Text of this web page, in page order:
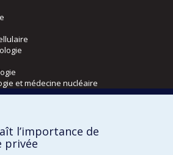
et médecine nucléaire
de l’activité physique
l’importance de
privée